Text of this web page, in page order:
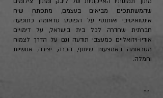
שהמשתתפים מביאים בעצמם, מתפתח שיח
אינטואיטיבי ואותנטי על הפוסט טראומה כתופעה
חברתית שחדרה לכל בית בישראל, על דימויים
אודיו-ויזואליים כמעצבי תודעה וגם על הדרך לצמוח
מטראומה באמצעות שיתוף, הכרה, יצירה, אנושיות
וחמלה.
תקציר